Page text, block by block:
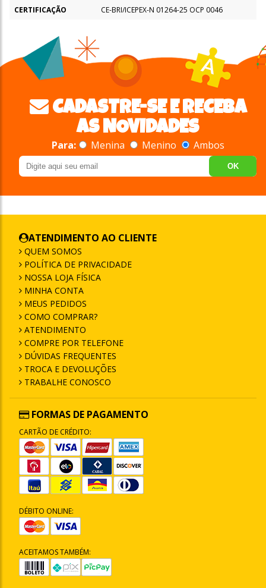
CERTIFICAÇÃO
CE-BRI/ICEPEX-N 01264-25 OCP 0046
CADASTRE-SE E RECEBA
AS NOVIDADES
Para: Menina Menino Ambos
OK
ATENDIMENTO AO CLIENTE
QUEM SOMOS
POLÍTICA DE PRIVACIDADE
NOSSA LOJA FÍSICA
MINHA CONTA
MEUS PEDIDOS
COMO COMPRAR?
ATENDIMENTO
COMPRE POR TELEFONE
DÚVIDAS FREQUENTES
TROCA E DEVOLUÇÕES
TRABALHE CONOSCO
FORMAS DE PAGAMENTO
CARTÃO DE CRÉDITO:
DÉBITO ONLINE:
ACEITAMOS TAMBÉM: